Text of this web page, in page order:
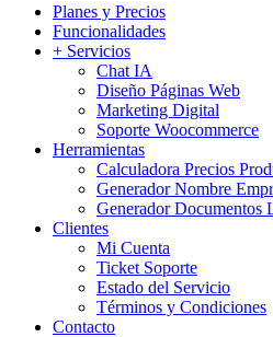
Planes y Precios
Funcionalidades
+ Servicios
Chat IA
Diseño Páginas Web
Marketing Digital
Soporte Woocommerce
Herramientas
Calculadora Precios
Generador Nombre
Generador Documentos
Clientes
Mi Cuenta
Ticket Soporte
Estado del Servicio
Términos y Condiciones
Contacto